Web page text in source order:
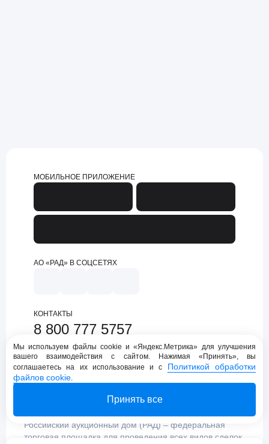
МОБИЛЬНОЕ ПРИЛОЖЕНИЕ
АО «РАД» В СОЦСЕТЯХ
КОНТАКТЫ
8 800 777 5757
support@lot-online.ru
Техническая поддержка
Российский аукционный дом (РАД) – федеральная
торговая площадка для проведения всех видов сделок
Мы используем файлы cookie и «Яндекс.Метрика» для улучшения
вашего взаимодействия с сайтом. Нажимая «Принять», вы
соглашаетесь на их использование и с Политикой обработки
файлов cookie.
Принять все